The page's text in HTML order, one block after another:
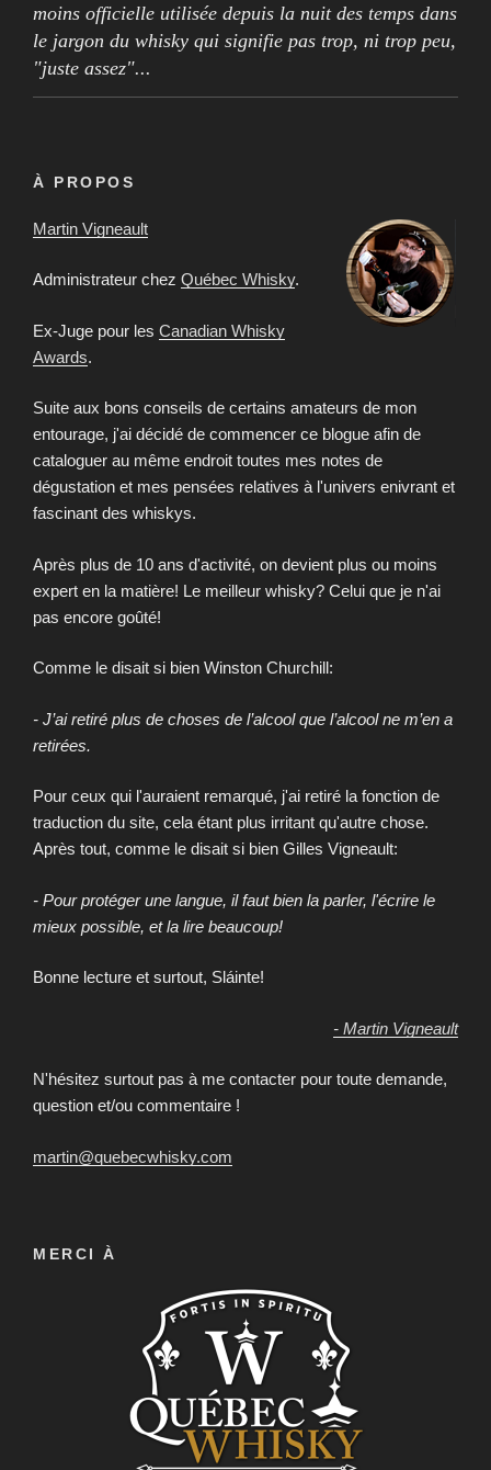
moins officielle utilisée depuis la nuit des temps dans
le jargon du whisky qui signifie pas trop, ni trop peu,
"juste assez"...
À PROPOS
Martin Vigneault
Administrateur chez Québec Whisky.
Ex-Juge pour les Canadian Whisky
Awards.
Suite aux bons conseils de certains amateurs de mon
entourage, j'ai décidé de commencer ce blogue afin de
cataloguer au même endroit toutes mes notes de
dégustation et mes pensées relatives à l'univers enivrant et
fascinant des whiskys.
Après plus de 10 ans d'activité, on devient plus ou moins
expert en la matière! Le meilleur whisky? Celui que je n'ai
pas encore goûté!
Comme le disait si bien Winston Churchill:
- J’ai retiré plus de choses de l’alcool que l’alcool ne m’en a
retirées.
Pour ceux qui l'auraient remarqué, j'ai retiré la fonction de
traduction du site, cela étant plus irritant qu'autre chose.
Après tout, comme le disait si bien Gilles Vigneault:
- Pour protéger une langue, il faut bien la parler, l'écrire le
mieux possible, et la lire beaucoup!
Bonne lecture et surtout, Sláinte!
- Martin Vigneault
N'hésitez surtout pas à me contacter pour toute demande,
question et/ou commentaire !
martin@quebecwhisky.com
MERCI À